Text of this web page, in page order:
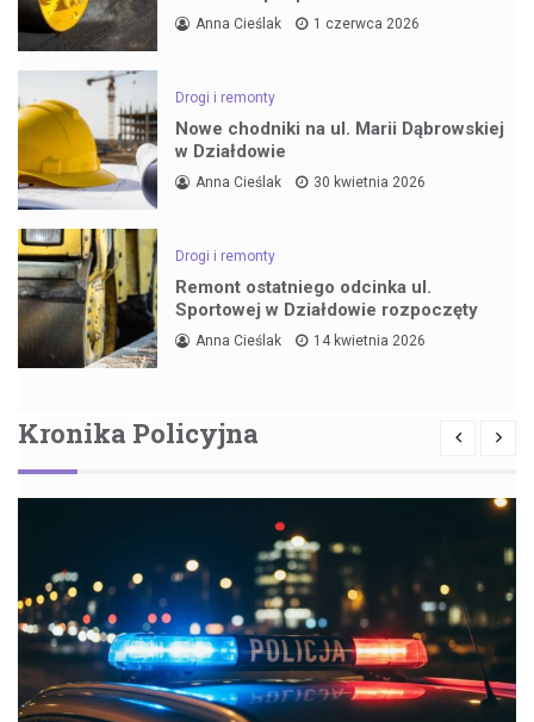
Anna Cieślak 1 czerwca 2026
Drogi i remonty
Nowe chodniki na ul. Marii Dąbrowskiej
w Działdowie
Anna Cieślak 30 kwietnia 2026
Drogi i remonty
Remont ostatniego odcinka ul.
Sportowej w Działdowie rozpoczęty
Anna Cieślak 14 kwietnia 2026
Kronika Policyjna